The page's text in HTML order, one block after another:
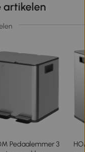
artikelen
Pedaalemmer 3